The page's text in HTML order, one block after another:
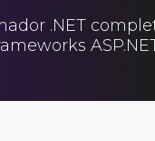
.NET